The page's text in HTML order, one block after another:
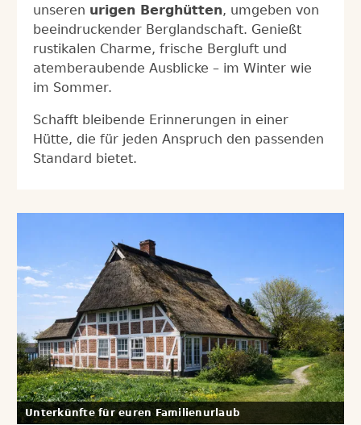
unseren urigen Berghütten, umgeben von
beeindruckender Berglandschaft. Genießt
rustikalen Charme, frische Bergluft und
atemberaubende Ausblicke – im Winter wie
im Sommer.
Schafft bleibende Erinnerungen in einer
Hütte, die für jeden Anspruch den passenden
Standard bietet.
Unterkünfte für euren Familienurlaub